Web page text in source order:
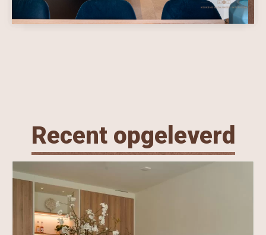
Recent opgeleverd